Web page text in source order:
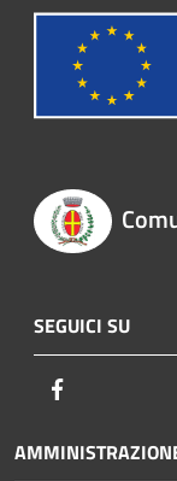
SEGUICI SU